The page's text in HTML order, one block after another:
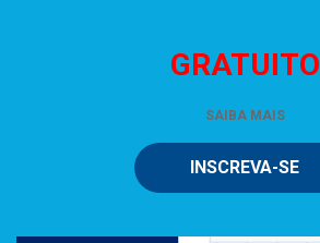
GRATUITO
SAIBA MAIS
INSCREVA-SE